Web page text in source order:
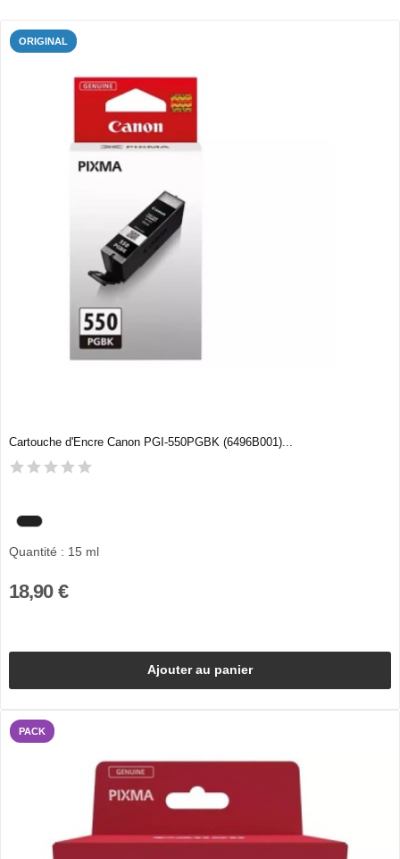
ORIGINAL
Cartouche d'Encre Canon PGI-550PGBK (6496B001)...
Quantité : 15 ml
18,90 €
Ajouter au panier
PACK